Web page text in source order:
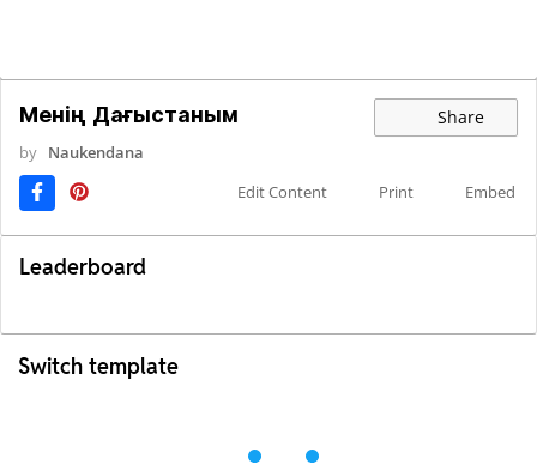
Менің Дағыстаным Share
by Naukendana
Edit Content
Print Embed
Leaderboard
Switch template